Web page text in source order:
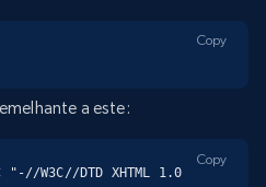
Copy
a este:
"-//W3C//DTD XHTML 1.0
Copy